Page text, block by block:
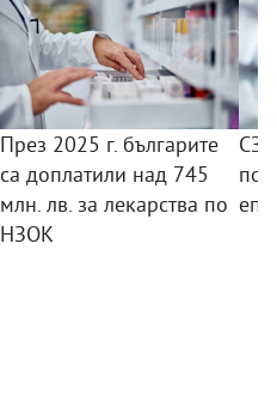
През 2025 г. българите
са доплатили над 745
млн. лв. за лекарства по
НЗОК